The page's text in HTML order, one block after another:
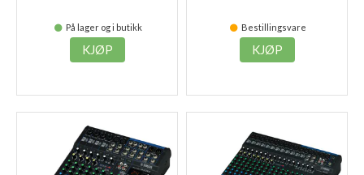
På lager og i butikk
KJØP
Bestillingsvare
KJØP